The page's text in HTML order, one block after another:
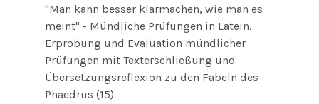
"Man kann besser klarmachen, wie man es
meint" - Mündliche Prüfungen in Latein.
Erprobung und Evaluation mündlicher
Prüfungen mit Texterschließung und
Übersetzungsreflexion zu den Fabeln des
Phaedrus (15)